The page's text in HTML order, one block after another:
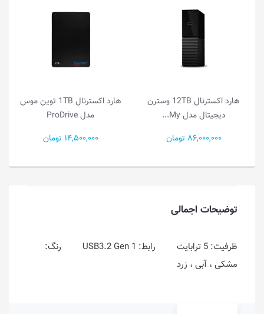
هارد اکسترنال 12TB وسترن
دیجیتال مدل My...
86,000,000 تومان
هارد اکسترنال 1TB توین موس
مدل ProDrive
14,500,000 تومان
توضیحات اجمالی
ظرفیت: 5 ترابایت رابط: USB3.2 Gen 1 رنگ:
مشکی ، آبی ، زرد